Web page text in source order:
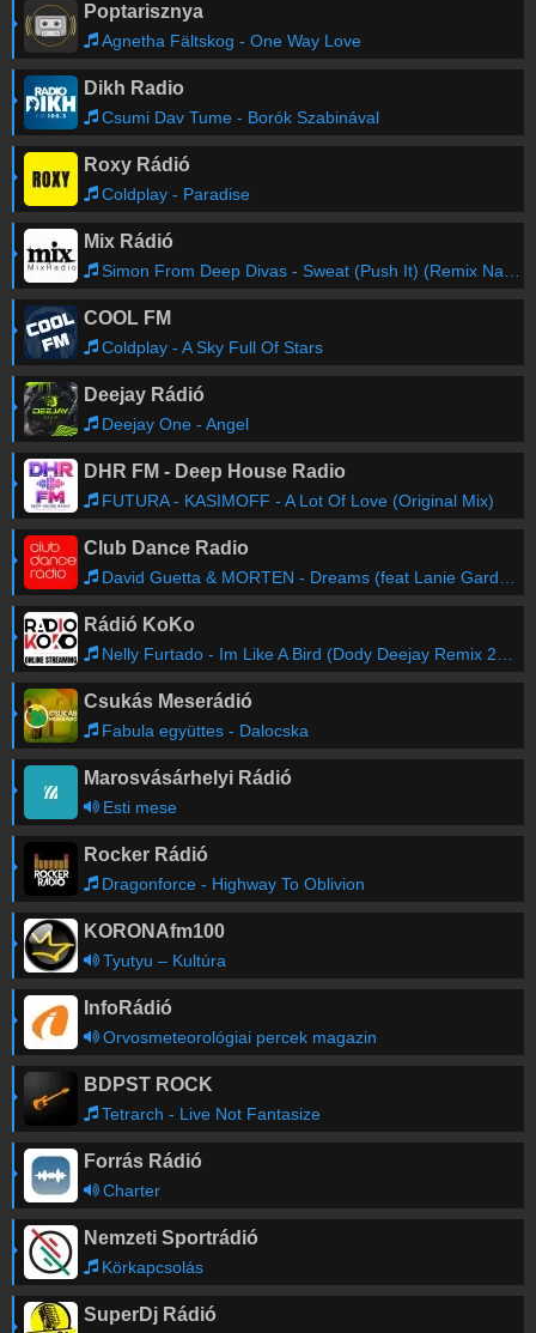
Poptarisznya
Agnetha Fältskog - One Way Love
Dikh Radio
Csumi Dav Tume - Borók Szabinával
Roxy Rádió
Coldplay - Paradise
Mix Rádió
Simon From Deep Divas - Sweat (Push It) (Remix Native EXtended)
COOL FM
Coldplay - A Sky Full Of Stars
Deejay Rádió
Deejay One - Angel
DHR FM - Deep House Radio
FUTURA - KASIMOFF - A Lot Of Love (Original Mix)
Club Dance Radio
David Guetta & MORTEN - Dreams (feat Lanie Gardner)
Rádió KoKo
Nelly Furtado - Im Like A Bird (Dody Deejay Remix 2024)
Csukás Meserádió
Fabula együttes - Dalocska
Marosvásárhelyi Rádió
Esti mese
Rocker Rádió
Dragonforce - Highway To Oblivion
KORONAfm100
Tyutyu – Kultúra
InfoRádió
Orvosmeteorológiai percek magazin
BDPST ROCK
Tetrarch - Live Not Fantasize
Forrás Rádió
Charter
Nemzeti Sportrádió
Körkapcsolás
SuperDj Rádió